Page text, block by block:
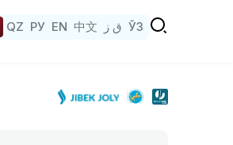
QZ РУ EN 中文 ق ز ЎЗ